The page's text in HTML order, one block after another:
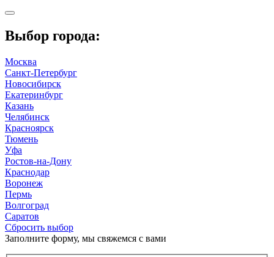
Выбор города:
Москва
Санкт-Петербург
Новосибирск
Екатеринбург
Казань
Челябинск
Красноярск
Тюмень
Уфа
Ростов-на-Дону
Краснодар
Воронеж
Пермь
Волгоград
Саратов
Сбросить выбор
Заполните форму, мы свяжемся с вами